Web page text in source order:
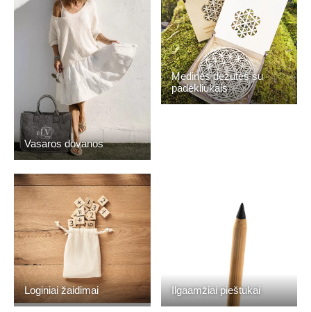
Vasaros dovanos
Medinės dėžutės su
padėkliukais
Loginiai žaidimai Ilgaamžiai pieštukai